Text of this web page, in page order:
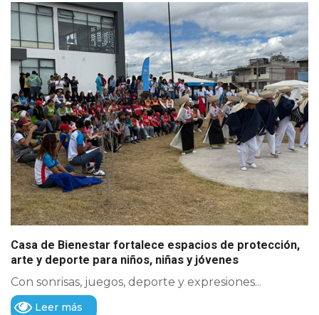
Casa de Bienestar fortalece espacios de protección,
arte y deporte para niños, niñas y jóvenes
Con sonrisas, juegos, deporte y expresiones...
Leer más